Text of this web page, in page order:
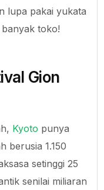
lupa pakai yukata
toko!
Gion
Kyoto punya
berusia 1.150
setinggi 25
senilai miliaran